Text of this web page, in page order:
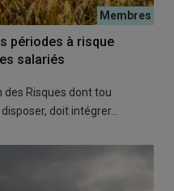
périodes à risque
salariés
des Risques dont tou
doit intégrer…